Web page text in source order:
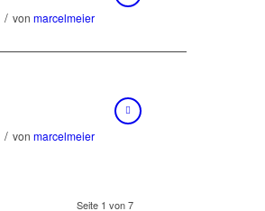
/ von marcelmeier
/ von marcelmeier
Seite 1 von 7